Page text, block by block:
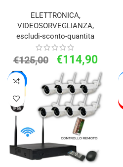
ELETTRONICA,
VIDEOSORVEGLIANZA,
escludi-sconto-quantita
€125,00 €114,90
-15%